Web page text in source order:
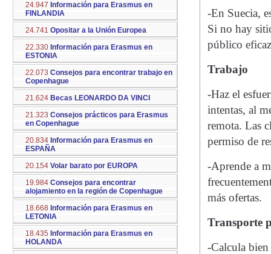
24.947 Información para Erasmus en
FINLANDIA
24.741 Opositar a la Unión Europea
22.330 Información para Erasmus en
ESTONIA
22.073 Consejos para encontrar trabajo en
Copenhague
21.624 Becas LEONARDO DA VINCI
21.323 Consejos prácticos para Erasmus
en Copenhague
20.834 Información para Erasmus en
ESPAÑA
20.154 Volar barato por EUROPA
19.984 Consejos para encontrar
alojamiento en la región de Copenhague
18.668 Información para Erasmus en
LETONIA
18.435 Información para Erasmus en
HOLANDA
-En Suecia,
Si no hay
público
Trabajo
-Haz el
intentas, al
remota. Las
permiso de
-Aprende a
más ofertas.
Transporte
-Calcula bien